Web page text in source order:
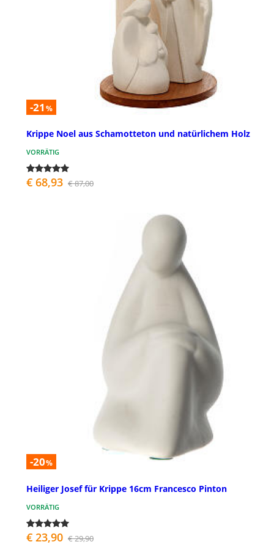
-21 %
Krippe Noel aus Schamotteton und natürlichem Holz
VORRÄTIG
€ 68,93 € 87,00
-20%
Heiliger Josef für Krippe 16cm Francesco Pinton
VORRÄTIG
€ 23,90 € 29,90